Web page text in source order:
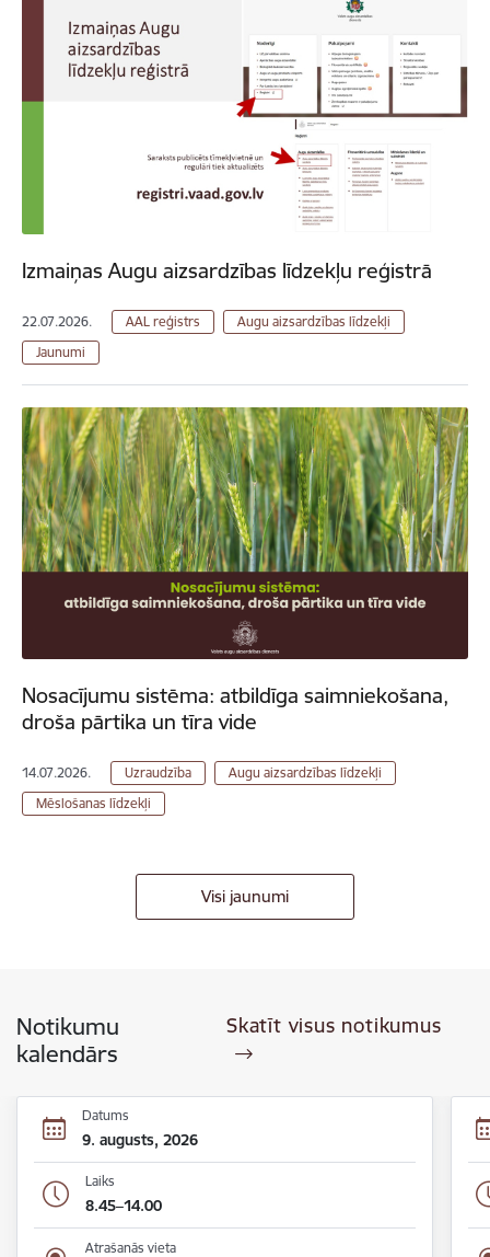
Izmaiņas Augu aizsardzības līdzekļu reģistrā
22.07.2026. AAL reģistrs
Augu aizsardzības līdzekļi
Jaunumi
Nosacījumu sistēma: atbildīga saimniekošana,
droša pārtika un tīra vide
14.07.2026. Uzraudzība
Augu aizsardzības līdzekļi
Mēslošanas līdzekļi
Visi jaunumi
Notikumu
kalendārs
Skatīt visus notikumus
Datums
9. augusts, 2026
Laiks
8.45–14.00
Atrašanās vieta